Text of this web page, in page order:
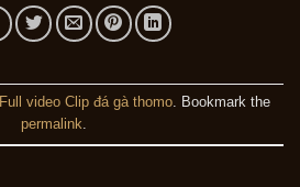
Full video Clip đá gà thomo. Bookmark the
permalink